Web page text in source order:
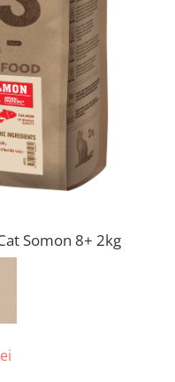
Somon 8+ 2kg